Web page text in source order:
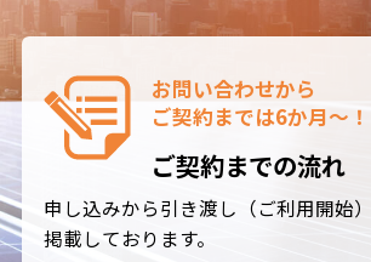
お問い合わせから
ご契約までは6か月～！
ご契約までの流れ
申し込みから引き渡し（ご利用開始
掲載しております。